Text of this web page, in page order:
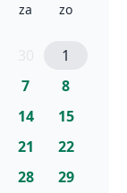
za zo
1
7 8
14 15
21 22
28 29